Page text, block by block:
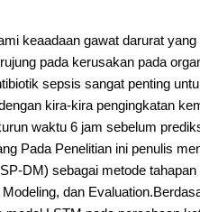
keaadaan gawat darurat
pada kerusakan pada
sepsis sangat penting
kira-kira pengingkatan
waktu 6 jam sebelum
Pada Penelitian ini penulis
DM) sebagai metode tahapan
dan